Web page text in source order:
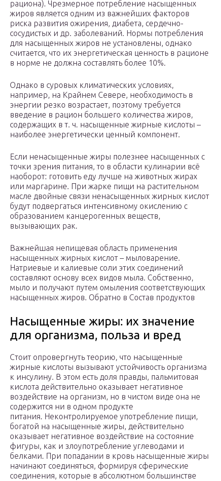
рациона). Чрезмерное потребление насыщенных
жиров является одним из важнейших факторов
риска развития ожирения, диабета, сердечно-
сосудистых и др. заболеваний. Нормы потребления
для насыщенных жиров не установлены, однако
считается, что их энергетическая ценность в рационе
в норме не должна составлять более 10%.
Однако в суровых климатических условиях,
например, на Крайнем Севере, необходимость в
энергии резко возрастает, поэтому требуется
введение в рацион большего количества жиров,
содержащих в т. ч. насыщенные жирные кислоты –
наиболее энергетически ценный компонент.
Если ненасыщенные жиры полезнее насыщенных с
точки зрения питания, то в области кулинарии всё
наоборот: готовить еду лучше на животных жирах
или маргарине. При жарке пищи на растительном
масле двойные связи ненасыщенных жирных кислот
будут подвергаться интенсивному окислению с
образованием канцерогенных веществ,
вызывающих рак.
Важнейшая непищевая область применения
насыщенных жирных кислот – мыловарение.
Натриевые и калиевые соли этих соединений
составляют основу всех видов мыла. Собственно,
мыло и получают путем омыления соответствующих
насыщенных жиров. Обратно в Состав продуктов
Насыщенные жиры: их значение
для организма, польза и вред
Стоит опровергнуть теорию, что насыщенные
жирные кислоты вызывают устойчивость организма
к инсулину. В этом есть доля правды, пальмитовая
кислота действительно оказывает негативное
воздействие на организм, но в чистом виде она не
содержится ни в одном продукте
питания. Неконтролируемое употребление пищи,
богатой на насыщенные жиры, действительно
оказывает негативное воздействие на состояние
фигуры, как и злоупотребление углеводами и
белками. При попадании в кровь насыщенные жиры
начинают соединяться, формируя сферические
соединения, которые в абсолютном большинстве